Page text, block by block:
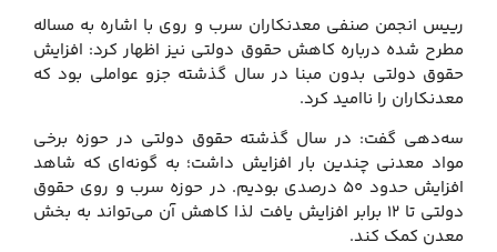
رییس انجمن صنفی معدنکاران سرب و روی با اشاره به مساله
مطرح شده درباره کاهش حقوق دولتی نیز اظهار کرد: افزایش
حقوق دولتی بدون مبنا در سال گذشته جزو عواملی بود که
معدنکاران را ناامید کرد.
سه‌دهی گفت: در سال گذشته حقوق دولتی در حوزه برخی
مواد معدنی چندین بار افزایش داشت؛ به گونه‌ای که شاهد
افزایش حدود 50 درصدی بودیم. در حوزه سرب و روی حقوق
دولتی تا 12 برابر افزایش یافت لذا کاهش آن می‌تواند به بخش
معدن کمک کند.